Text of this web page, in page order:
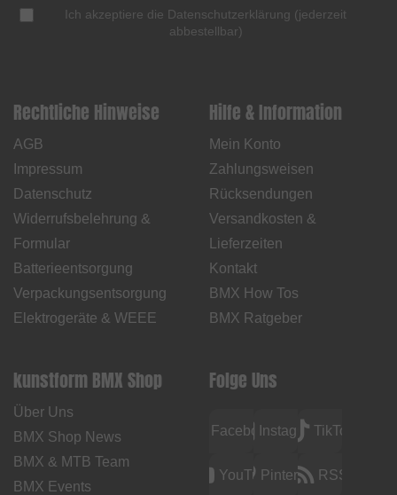
Ich akzeptiere die Datenschutzerklärung (jederzeit
abbestellbar)
Rechtliche Hinweise
AGB
Impressum
Datenschutz
Widerrufsbelehrung &
Formular
Batterieentsorgung
Verpackungsentsorgung
Elektrogeräte & WEEE
Hilfe & Information
Mein Konto
Zahlungsweisen
Rücksendungen
Versandkosten &
Lieferzeiten
Kontakt
BMX How Tos
BMX Ratgeber
kunstform BMX Shop
Über Uns
BMX Shop News
BMX & MTB Team
BMX Events
Folge Uns
FacebookInstagramTikTok
YouTubePinterest RSS